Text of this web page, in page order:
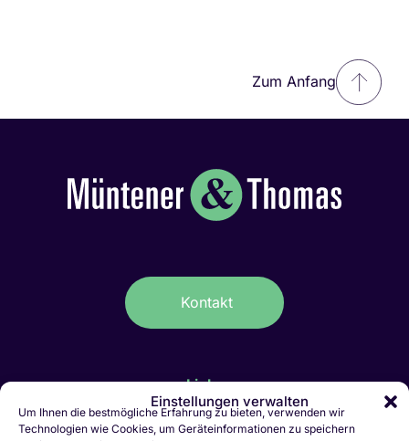
Einstellungen verwalten
Um Ihnen die bestmögliche Erfahrung zu bieten, verwenden wir
Technologien wie Cookies, um Geräteinformationen zu speichern
Zum Anfang
Kontakt
Links
IT-Stellen Graubünden & FL
Kaufmännische Stellen Ostschweiz